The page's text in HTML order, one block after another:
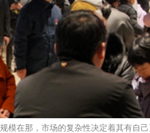
模在那，市场的复杂性决定着其有自